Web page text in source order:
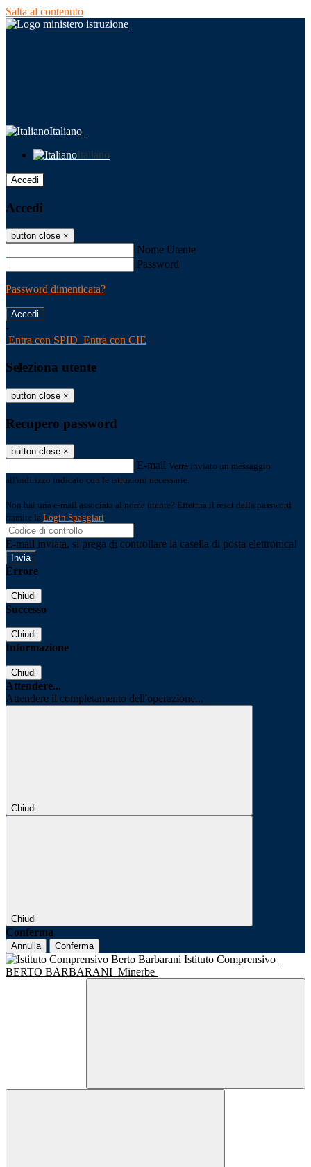
Salta al contenuto
Italiano
Italiano
Accedi
Accedi
button close ×
Nome Utente
Password
Password dimenticata?
-
Entra con SPID Entra con CIE
Seleziona utente
button close ×
Recupero password
button close ×
E-mail Verrà inviato un messaggio
all'indirizzo indicato con le istruzioni necessarie.
Non hai una e-mail associata al nome utente? Effettua il reset della password
tramite la Login Spaggiari
E-mail inviata, si prega di controllare la casella di posta elettronica!
Errore
Chiudi
Successo
Chiudi
Informazione
Chiudi
Attendere...
Attendere il completamento dell'operazione...
Chiudi
Chiudi
Conferma
Annulla Conferma
Istituto Comprensivo
BERTO BARBARANI Minerbe